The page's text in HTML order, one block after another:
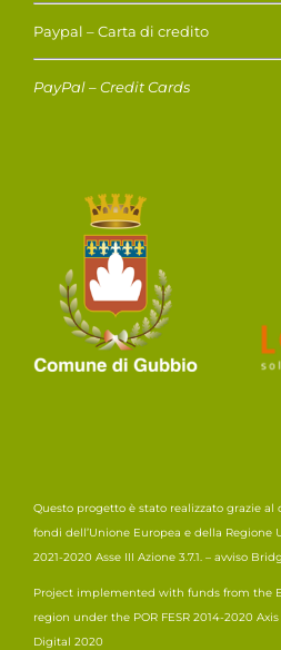
Paypal – Carta di credito
PayPal – Credit Cards
Questo progetto è stato realizzato grazie
fondi dell’Unione Europea e della Regione
2021-2020 Asse III Azione 3.7.1. – avviso
Project implemented with funds from the
region under the POR FESR 2014-2020
Digital 2020